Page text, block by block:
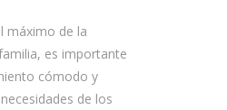
máximo de la
es importante
cómodo y
de los